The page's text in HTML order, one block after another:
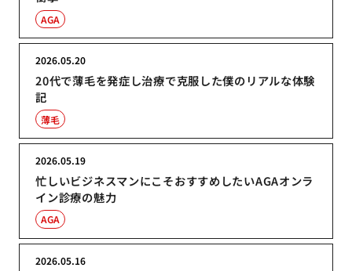
AGA
20代で薄毛を発症し治療で克服した僕のリアルな体験
記
2026.05.20
薄毛
忙しいビジネスマンにこそおすすめしたいAGAオンラ
イン診療の魅力
2026.05.19
AGA
2026.05.16